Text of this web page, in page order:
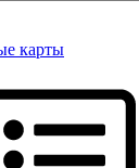
карты